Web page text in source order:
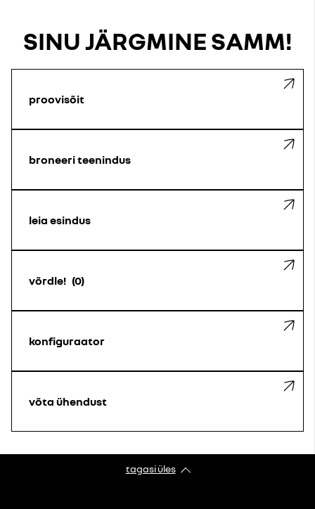
SINU JÄRGMINE SAMM!
proovisõit
broneeri teenindus
leia esindus
võrdle! 0
konfiguraator
võta ühendust
tagasi üles